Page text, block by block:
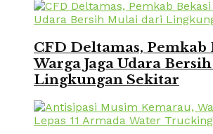
CFD Deltamas, Pemkab
Warga Jaga Udara
Lingkungan Sekitar